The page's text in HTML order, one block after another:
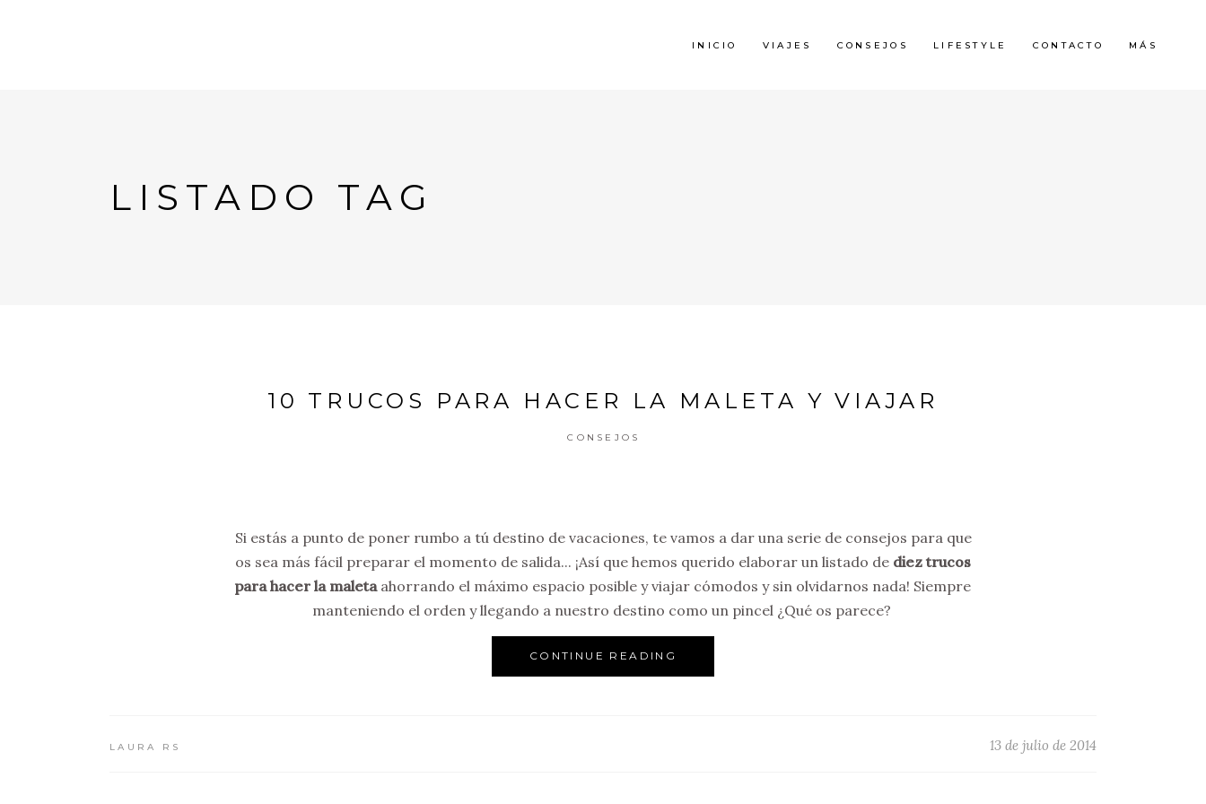
INICIO VIAJES CONSEJOS LIFESTYLE CONTACTO MÁS
LISTADO TAG
10 TRUCOS PARA HACER LA MALETA Y VIAJAR
CONSEJOS
Si estás a punto de poner rumbo a tú destino de vacaciones, te vamos a dar una serie de consejos para que
os sea más fácil preparar el momento de salida... ¡Así que hemos querido elaborar un listado de diez trucos
para hacer la maletaahorrando el máximo espacio posible y viajar cómodos y sin olvidarnos nada! Siempre
manteniendo el orden y llegando a nuestro destino como un pincel ¿Qué os parece?
CONTINUE READING
LAURA RS 13 de julio de 2014